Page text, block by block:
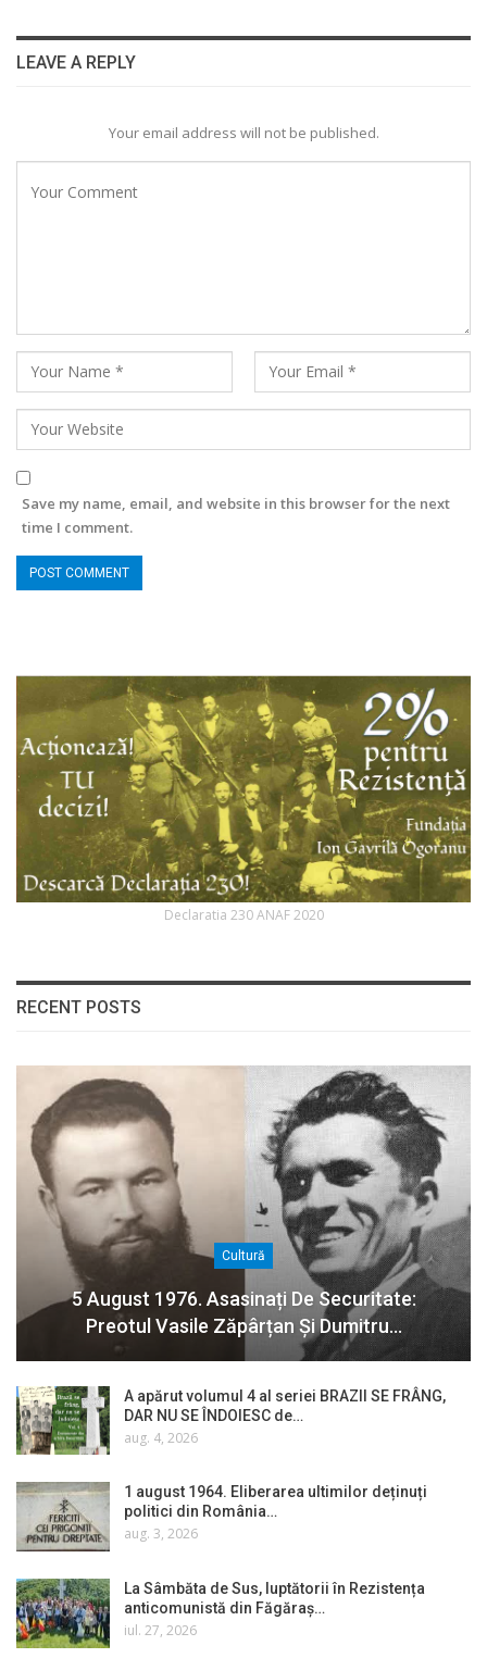
LEAVE A REPLY
Your email address will not be published.
Save my name, email, and website in this browser for the next
time I comment.
Declaratia 230 ANAF 2020
RECENT POSTS
Cultură
5 August 1976. Asasinați De Securitate:
Preotul Vasile Zăpârțan Și Dumitru…
A apărut volumul 4 al seriei BRAZII SE FRÂNG,
DAR NU SE ÎNDOIESC de…
aug. 4, 2026
1 august 1964. Eliberarea ultimilor deținuți
politici din România…
aug. 3, 2026
La Sâmbăta de Sus, luptătorii în Rezistența
anticomunistă din Făgăraș…
iul. 27, 2026